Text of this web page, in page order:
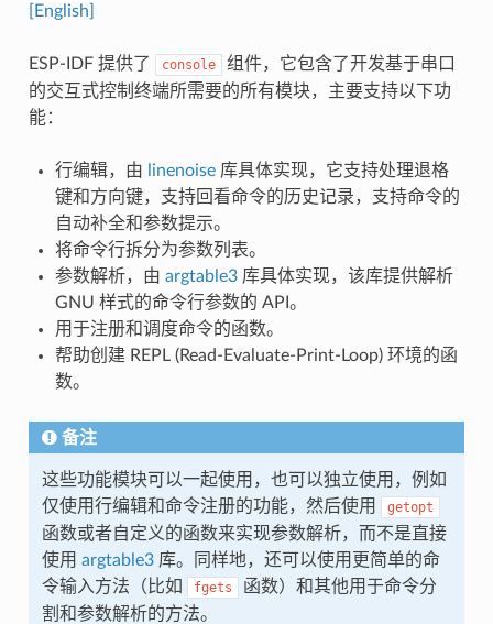
[English]
ESP-IDF 提供了 console
组件，它包含了开发基于串口
的交互式控制终端所需要的所有模块，主要支持以下功
能：
行编辑，由 linenoise库具体实现，它支持处理退格
键和方向键，支持回看命令的历史记录，支持命令的
自动补全和参数提示。
将命令行拆分为参数列表。
参数解析，由 argtable3库具体实现，该库提供解析
GNU 样式的命令行参数的 API。
用于注册和调度命令的函数。
帮助创建 REPL (Read-Evaluate-Print-Loop) 环境的函
数。
备注
这些功能模块可以一起使用，也可以独立使用，例如
仅使用行编辑和命令注册的功能，然后使用
getopt
函数或者自定义的函数来实现参数解析，而不是直接
使用 argtable3库。同样地，还可以使用更简单的命
令输入方法（比如
fgets
函数）和其他用于命令分
割和参数解析的方法。